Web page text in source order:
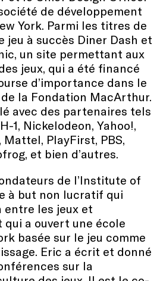
de développement
York. Parmi les titres de
jeu à succès Diner Dash et
un site permettant aux
jeux, qui a été financé
d’importance dans le
la Fondation MacArthur.
avec des partenaires tels
1, Nickelodeon, Yahoo!,
PlayFirst, PBS,
et bien d’autres.
de l’Institute of
à but non lucratif qui
entre les jeux et
qui a ouvert une école
basée sur le jeu comme
Eric a écrit et donné
sur la